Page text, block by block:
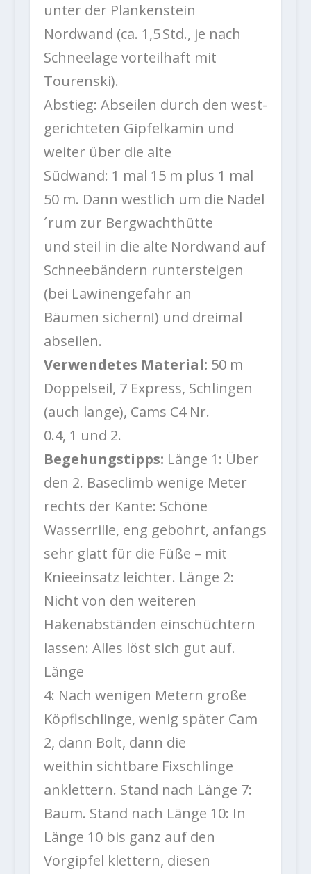
unter der Plankenstein
Nordwand (ca. 1,5 Std., je nach
Schneelage vorteilhaft mit
Tourenski).
Abstieg: Abseilen durch den west-
gerichteten Gipfelkamin und
weiter über die alte
Südwand: 1 mal 15 m plus 1 mal
50 m. Dann westlich um die Nadel
´rum zur Bergwachthütte
und steil in die alte Nordwand auf
Schneebändern runtersteigen
(bei Lawinengefahr an
Bäumen sichern!) und dreimal
abseilen.
Verwendetes Material: 50 m
Doppelseil, 7 Express, Schlingen
(auch lange), Cams C4 Nr.
0.4, 1 und 2.
Begehungstipps: Länge 1: Über
den 2. Baseclimb wenige Meter
rechts der Kante: Schöne
Wasserrille, eng gebohrt, anfangs
sehr glatt für die Füße – mit
Knieeinsatz leichter. Länge 2:
Nicht von den weiteren
Hakenabständen einschüchtern
lassen: Alles löst sich gut auf.
Länge
4: Nach wenigen Metern große
Köpflschlinge, wenig später Cam
2, dann Bolt, dann die
weithin sichtbare Fixschlinge
anklettern. Stand nach Länge 7:
Baum. Stand nach Länge 10: In
Länge 10 bis ganz auf den
Vorgipfel klettern, diesen